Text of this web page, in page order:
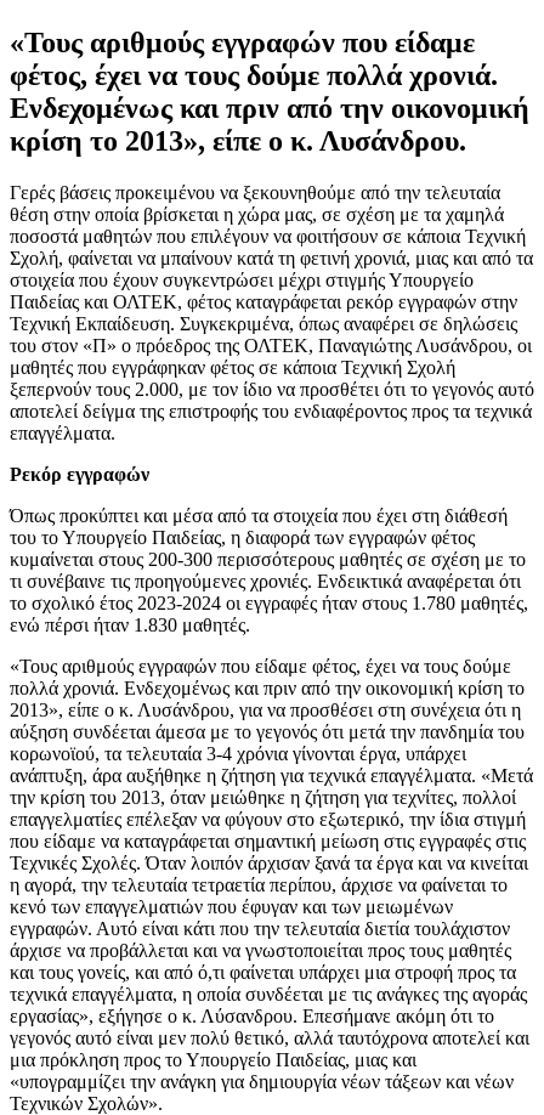
«Τους αριθμούς εγγραφών που είδαμε
φέτος, έχει να τους δούμε πολλά χρονιά.
Ενδεχομένως και πριν από την οικονομική
κρίση το 2013», είπε ο κ. Λυσάνδρου.
Γερές βάσεις προκειμένου να ξεκουνηθούμε από την τελευταία
θέση στην οποία βρίσκεται η χώρα μας, σε σχέση με τα χαμηλά
ποσοστά μαθητών που επιλέγουν να φοιτήσουν σε κάποια Τεχνική
Σχολή, φαίνεται να μπαίνουν κατά τη φετινή χρονιά, μιας και από τα
στοιχεία που έχουν συγκεντρώσει μέχρι στιγμής Υπουργείο
Παιδείας και ΟΛΤΕΚ, φέτος καταγράφεται ρεκόρ εγγραφών στην
Τεχνική Εκπαίδευση. Συγκεκριμένα, όπως αναφέρει σε δηλώσεις
του στον «Π» ο πρόεδρος της ΟΛΤΕΚ, Παναγιώτης Λυσάνδρου, οι
μαθητές που εγγράφηκαν φέτος σε κάποια Τεχνική Σχολή
ξεπερνούν τους 2.000, με τον ίδιο να προσθέτει ότι το γεγονός αυτό
αποτελεί δείγμα της επιστροφής του ενδιαφέροντος προς τα τεχνικά
επαγγέλματα.
Ρεκόρ εγγραφών
Όπως προκύπτει και μέσα από τα στοιχεία που έχει στη διάθεσή
του το Υπουργείο Παιδείας, η διαφορά των εγγραφών φέτος
κυμαίνεται στους 200-300 περισσότερους μαθητές σε σχέση με το
τι συνέβαινε τις προηγούμενες χρονιές. Ενδεικτικά αναφέρεται ότι
το σχολικό έτος 2023-2024 οι εγγραφές ήταν στους 1.780 μαθητές,
ενώ πέρσι ήταν 1.830 μαθητές.
«Τους αριθμούς εγγραφών που είδαμε φέτος, έχει να τους δούμε
πολλά χρονιά. Ενδεχομένως και πριν από την οικονομική κρίση το
2013», είπε ο κ. Λυσάνδρου, για να προσθέσει στη συνέχεια ότι η
αύξηση συνδέεται άμεσα με το γεγονός ότι μετά την πανδημία του
κορωνοϊού, τα τελευταία 3-4 χρόνια γίνονται έργα, υπάρχει
ανάπτυξη, άρα αυξήθηκε η ζήτηση για τεχνικά επαγγέλματα. «Μετά
την κρίση του 2013, όταν μειώθηκε η ζήτηση για τεχνίτες, πολλοί
επαγγελματίες επέλεξαν να φύγουν στο εξωτερικό, την ίδια στιγμή
που είδαμε να καταγράφεται σημαντική μείωση στις εγγραφές στις
Τεχνικές Σχολές. Όταν λοιπόν άρχισαν ξανά τα έργα και να κινείται
η αγορά, την τελευταία τετραετία περίπου, άρχισε να φαίνεται το
κενό των επαγγελματιών που έφυγαν και των μειωμένων
εγγραφών. Αυτό είναι κάτι που την τελευταία διετία τουλάχιστον
άρχισε να προβάλλεται και να γνωστοποιείται προς τους μαθητές
και τους γονείς, και από ό,τι φαίνεται υπάρχει μια στροφή προς τα
τεχνικά επαγγέλματα, η οποία συνδέεται με τις ανάγκες της αγοράς
εργασίας», εξήγησε ο κ. Λύσανδρου. Επεσήμανε ακόμη ότι το
γεγονός αυτό είναι μεν πολύ θετικό, αλλά ταυτόχρονα αποτελεί και
μια πρόκληση προς το Υπουργείο Παιδείας, μιας και
«υπογραμμίζει την ανάγκη για δημιουργία νέων τάξεων και νέων
Τεχνικών Σχολών».